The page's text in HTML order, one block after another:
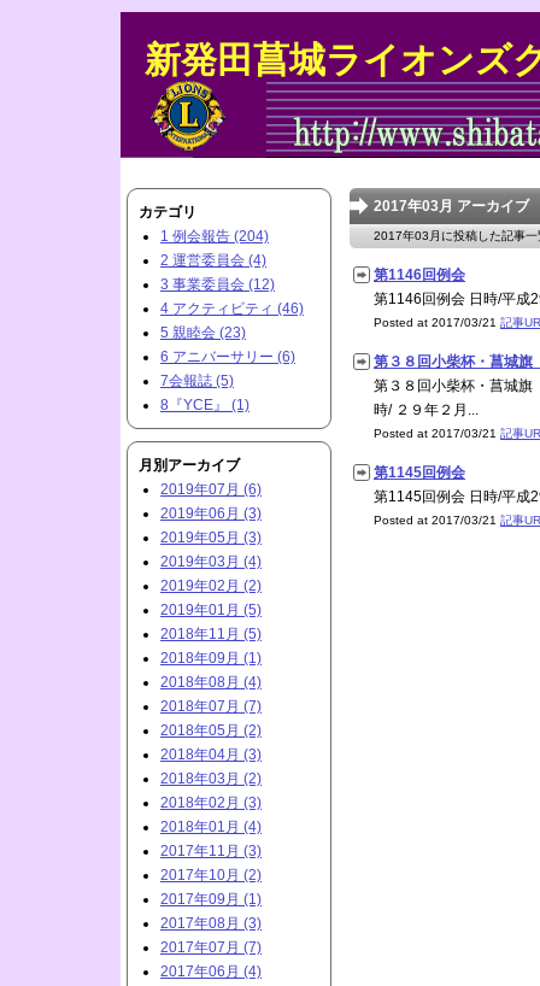
新発田菖城ライオンズ
2017年03月 アーカイブ
2017年03月に投稿した記事一
第1146回例会
第1146回例会 日時/平成
Posted at 2017/03/21 記事
第３８回小柴杯・菖城
第３８回小柴杯・菖城
時/ ２９年２月...
Posted at 2017/03/21 記事
第1145回例会
第1145回例会 日時/平成
Posted at 2017/03/21 記事
カテゴリ
1 例会報告 (204)
2 運営委員会 (4)
3 事業委員会 (12)
4 アクティビティ (46)
5 親睦会 (23)
6 アニバーサリー (6)
7会報誌 (5)
8『YCE』 (1)
月別アーカイブ
2019年07月 (6)
2019年06月 (3)
2019年05月 (3)
2019年03月 (4)
2019年02月 (2)
2019年01月 (5)
2018年11月 (5)
2018年09月 (1)
2018年08月 (4)
2018年07月 (7)
2018年05月 (2)
2018年04月 (3)
2018年03月 (2)
2018年02月 (3)
2018年01月 (4)
2017年11月 (3)
2017年10月 (2)
2017年09月 (1)
2017年08月 (3)
2017年07月 (7)
2017年06月 (4)